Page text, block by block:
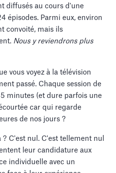
diffusés au cours d'une
épisodes. Parmi eux, environ
convoité, mais ils
Nous y reviendrons plus
vous voyez à la télévision
passé. Chaque session de
minutes (et dure parfois une
car qui regarde
de nos jours ?
C'est nul. C'est tellement nul
leur candidature aux
individuelle avec un